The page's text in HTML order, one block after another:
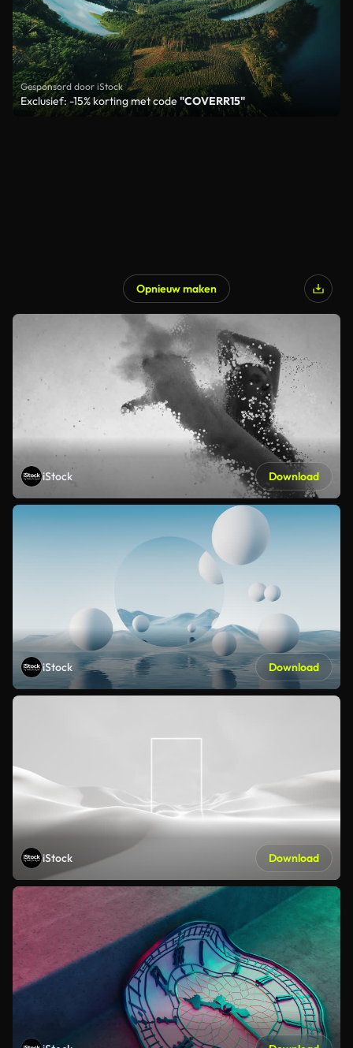
Gesponsord door iStock
Exclusief: -15% korting met code"COVERR15"
Opnieuw maken
iStock Download
iStock Download
iStock Download